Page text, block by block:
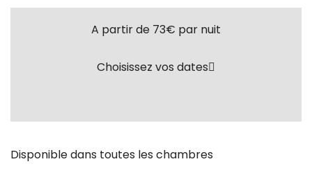
A partir de 73€ par nuit
Choisissez vos dates
Disponible dans toutes les chambres